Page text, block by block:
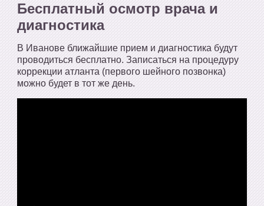
Бесплатный осмотр врача и
диагностика
В Иванове ближайшие прием и диагностика будут
проводиться бесплатно. Записаться на процедуру
коррекции атланта (первого шейного позвонка)
можно будет в тот же день.